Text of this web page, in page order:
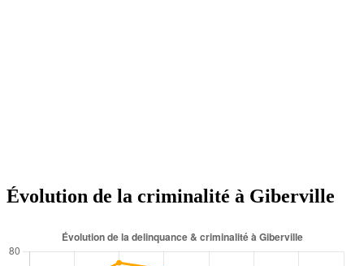
Évolution de la criminalité à Giberville